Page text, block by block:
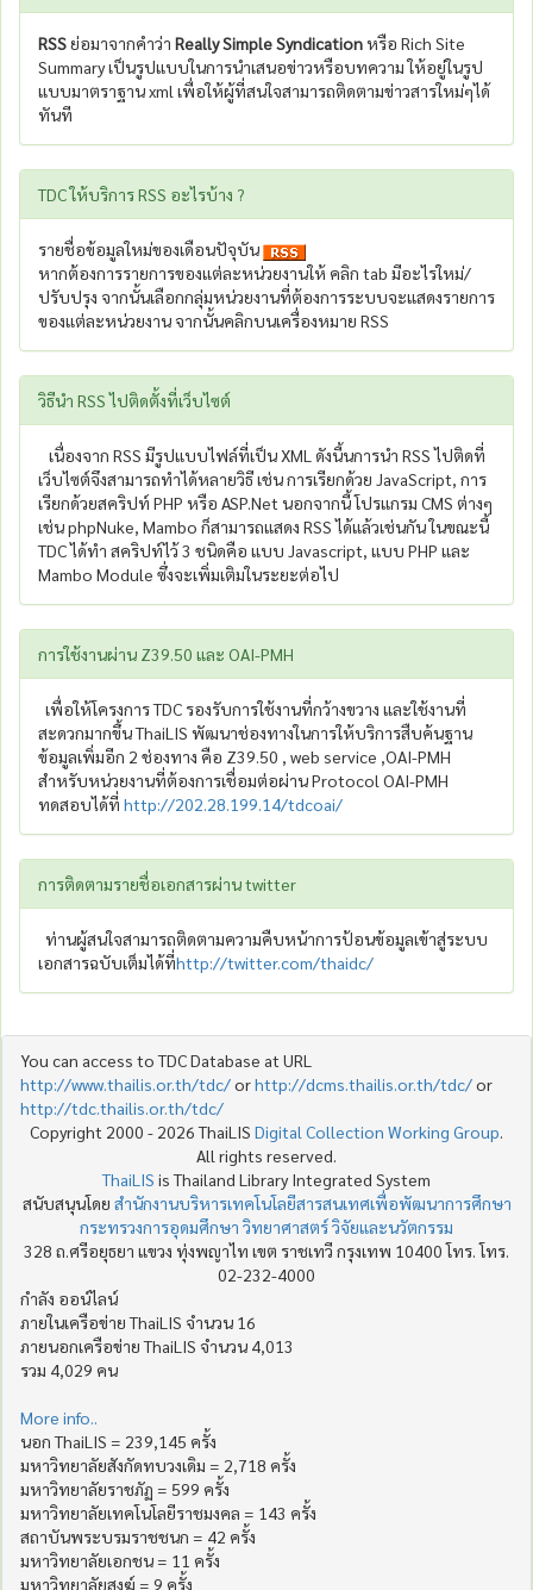
RSSย่อมาจากคำว่า Really Simple Syndicationหรือ Rich Site
Summary เป็นรูปแบบในการนำเสนอข่าวหรือบทความ ให้อยู่ในรูป
แบบมาตราฐาน xml เพื่อให้ผู้ที่สนใจสามารถติดตามข่าวสารใหม่ๆได้
ทันที
TDC ให้บริการ RSS อะไรบ้าง ?
รายชื่อข้อมูลใหม่ของเดือนปัจุบัน
หากต้องการรายการของแต่ละหน่วยงานให้ คลิก tab มีอะไรใหม่/
ปรับปรุง จากนั้นเลือกกลุ่มหน่วยงานที่ต้องการระบบจะแสดงรายการ
ของแต่ละหน่วยงาน จากนั้นคลิกบนเครื่องหมาย RSS
วิธีนำ RSS ไปติดตั้งที่เว็บไซต์
เนื่องจาก RSS มีรูปแบบไฟล์ที่เป็น XML ดังนี้นการนำ RSS ไปติดที่
เว็บไซต์จึงสามารถทำได้หลายวิธี เช่น การเรียกด้วย JavaScript, การ
เรียกด้วยสคริปท์ PHP หรือ ASP.Net นอกจากนี้ โปรแกรม CMS ต่างๆ
เช่น phpNuke, Mambo ก็สามารถแสดง RSS ได้แล้วเช่นกัน ในขณะนี้
TDC ได้ทำ สคริปท์ไว้ 3 ชนิดคือ แบบ Javascript, แบบ PHP และ
Mambo Module ซึ่งจะเพิ่มเติมในระยะต่อไป
การใช้งานผ่าน Z39.50 และ OAI-PMH
เพื่อให้โครงการ TDC รองรับการใช้งานที่กว้างขวาง และใช้งานที่
สะดวกมากขึ้น ThaiLIS พัฒนาช่องทางในการให้บริการสืบค้นฐาน
ข้อมูลเพิ่มอีก 2 ช่องทาง คือ Z39.50 , web service ,OAI-PMH
สำหรับหน่วยงานที่ต้องการเชื่อมต่อผ่าน Protocol OAI-PMH
ทดสอบได้ที่ http://202.28.199.14/tdcoai/
การติดตามรายชื่อเอกสารผ่าน twitter
ท่านผู้สนใจสามารถติดตามความคืบหน้าการป้อนข้อมูลเข้าสู่ระบบ
เอกสารฉบับเต็มได้ที่http://twitter.com/thaidc/
You can access to TDC Database at URL
http://www.thailis.or.th/tdc/orhttp://dcms.thailis.or.th/tdc/or
http://tdc.thailis.or.th/tdc/
Copyright 2000 - 2026 ThaiLIS Digital Collection Working Group.
All rights reserved.
ThaiLIS is Thailand Library Integrated System
สนับสนุนโดย สำนักงานบริหารเทคโนโลยีสารสนเทศเพื่อพัฒนาการศึกษา
กระทรวงการอุดมศึกษา วิทยาศาสตร์ วิจัยและนวัตกรรม
328 ถ.ศรีอยุธยา แขวง ทุ่งพญาไท เขต ราชเทวี กรุงเทพ 10400 โทร. โทร.
02-232-4000
กำลัง ออน์ไลน์
ภายในเครือข่าย ThaiLIS จำนวน 16
ภายนอกเครือข่าย ThaiLIS จำนวน 4,013
รวม 4,029 คน
More info..
นอก ThaiLIS = 239,145 ครั้ง
มหาวิทยาลัยสังกัดทบวงเดิม = 2,718 ครั้ง
มหาวิทยาลัยราชภัฏ = 599 ครั้ง
มหาวิทยาลัยเทคโนโลยีราชมงคล = 143 ครั้ง
สถาบันพระบรมราชชนก = 42 ครั้ง
มหาวิทยาลัยเอกชน = 11 ครั้ง
มหาวิทยาลัยสงฆ์ = 9 ครั้ง